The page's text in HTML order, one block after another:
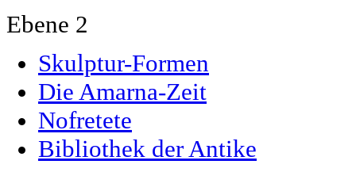
Ebene 2
Skulptur-Formen
Die Amarna-Zeit
Nofretete
Bibliothek der Antike